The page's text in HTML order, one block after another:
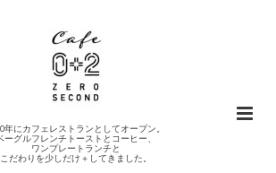
年にカフェレストランとしてオープン。
ーグルフレンチトーストとコーヒー、
ワンプレートランチと
こだわりを少しだけ＋してきました。